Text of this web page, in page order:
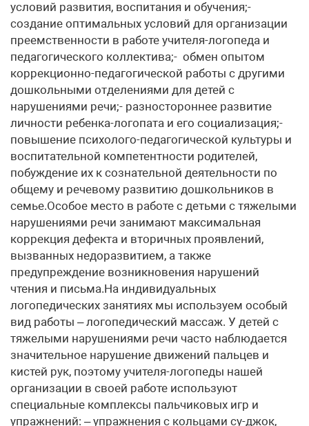
условий развития, воспитания и обучения;-
создание оптимальных условий для организации
преемственности в работе учителя-логопеда и
педагогического коллектива;- обмен опытом
коррекционно-педагогической работы с другими
дошкольными отделениями для детей с
нарушениями речи;- разностороннее развитие
личности ребенка-логопата и его социализация;-
повышение психолого-педагогической культуры и
воспитательной компетентности родителей,
побуждение их к сознательной деятельности по
общему и речевому развитию дошкольников в
семье.Особое место в работе с детьми с тяжелыми
нарушениями речи занимают максимальная
коррекция дефекта и вторичных проявлений,
вызванных недоразвитием, а также
предупреждение возникновения нарушений
чтения и письма.На индивидуальных
логопедических занятиях мы используем особый
вид работы – логопедический массаж. У детей с
тяжелыми нарушениями речи часто наблюдается
значительное нарушение движений пальцев и
кистей рук, поэтому учителя-логопеды нашей
организации в своей работе используют
специальные комплексы пальчиковых игр и
упражнений: – упражнения с кольцами су-джок,